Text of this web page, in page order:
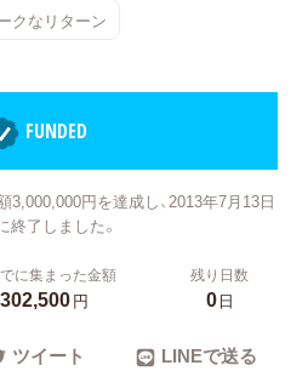
クなリターン
FUNDED
3,000,000円を達成し、2013年7月13日
終了しました。
に集まった金額
円
残り日数
0日
ツイート LINEで送る